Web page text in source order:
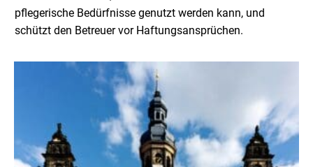
pflegerische Bedürfnisse genutzt werden kann, und
schützt den Betreuer vor Haftungsansprüchen.